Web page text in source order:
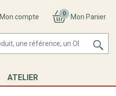
Mon compte 0 Mon Panier
ATELIER